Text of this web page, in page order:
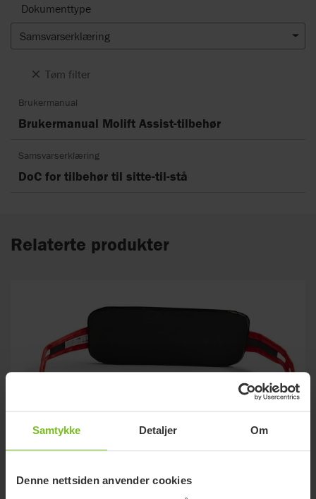
Samtykke Detaljer Om
Denne nettsiden anvender cookies
Dokumenttype
Samsvarserklæring
Tøm filter
Brukermanual
Brukermanual Molift Assist-tilbehør
Samsvarserklæring
DoC for tilbehør til sitte-til-stå
Relaterte produkter